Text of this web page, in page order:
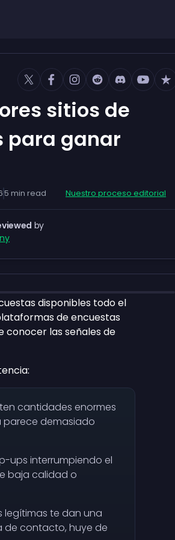
sitios de
para ganar
5 min read Nuestro proceso editorial
by
disponibles todo el
de encuestas
conocer las señales de
cantidades enormes
parece demasiado
ups interrumpiendo el
baja calidad o
legítimas te dan una
de contacto, huye de